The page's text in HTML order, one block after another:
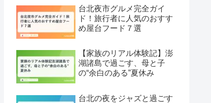
台北夜市グルメ完全ガイ
ド！旅行者に人気のおすす
め屋台フード７選
【家族のリアル体験記】澎
湖諸島で過ごす、母と子
の“余白のある”夏休み
台北の夜をジャズと過ごす